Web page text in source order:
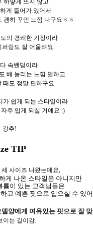
게 들어가 있어서
괜히 꾸민 느낌 나구요ㅎㅎ
의 경쾌한 기장이라
랑도 잘 어울려요.
속밴딩이라
배 눌리는 느낌 덜하고
때도 정말 편하구요.
가 쉽게 되는 스타일이라
주 입게 되실 거예요 :)
강추!
TIP
사이즈 나왔는데요,
게 나온 스타일은 아니지만
륨이 있는 고객님들은
고 예쁜 핏으로 입으실 수 있
양에게 여유있는 핏으로 잘
이는 길이감.